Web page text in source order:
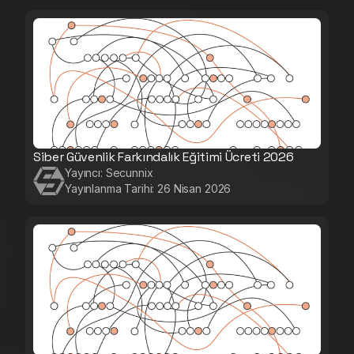
Siber Güvenlik Farkındalık Eğitimi Ücreti 2026
Yayıncı: Secunnix
Yayınlanma Tarihi: 26 Nisan 2026